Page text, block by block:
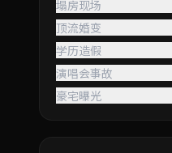
塌房现场
顶流婚变
学历造假
演唱会事故
豪宅曝光